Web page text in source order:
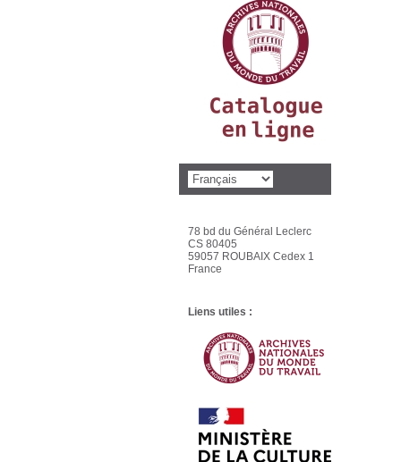
78 bd du Général Leclerc
CS 80405
59057 ROUBAIX Cedex 1
France
Liens utiles :